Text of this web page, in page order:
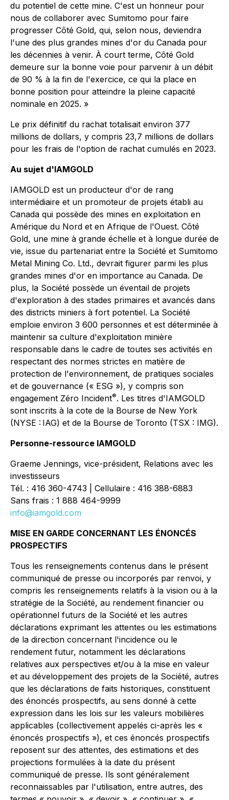
du potentiel de cette mine. C'est un honneur pour
nous de collaborer avec Sumitomo pour faire
progresser Côté Gold, qui, selon nous, deviendra
l'une des plus grandes mines d'or du Canada pour
les décennies à venir. À court terme, Côté Gold
demeure sur la bonne voie pour parvenir à un débit
de 90 % à la fin de l'exercice, ce qui la place en
bonne position pour atteindre la pleine capacité
nominale en 2025. »
Le prix définitif du rachat totalisait environ 377
millions de dollars, y compris 23,7 millions de dollars
pour les frais de l'option de rachat cumulés en 2023.
Au sujet d'IAMGOLD
IAMGOLD est un producteur d'or de rang
intermédiaire et un promoteur de projets établi au
Canada qui possède des mines en exploitation en
Amérique du Nord et en Afrique de l'Ouest. Côté
Gold, une mine à grande échelle et à longue durée de
vie, issue du partenariat entre la Société et Sumitomo
Metal Mining Co. Ltd., devrait figurer parmi les plus
grandes mines d'or en importance au Canada. De
plus, la Société possède un éventail de projets
d'exploration à des stades primaires et avancés dans
des districts miniers à fort potentiel. La Société
emploie environ 3 600 personnes et est déterminée à
maintenir sa culture d'exploitation minière
responsable dans le cadre de toutes ses activités en
respectant des normes strictes en matière de
protection de l'environnement, de pratiques sociales
et de gouvernance (« ESG »), y compris son
engagement Zéro Incident®. Les titres d'IAMGOLD
sont inscrits à la cote de la Bourse de New York
(NYSE : IAG) et de la Bourse de Toronto (TSX : IMG).
Personne-ressource IAMGOLD
Graeme Jennings, vice-président, Relations avec les
investisseurs
Tél. : 416 360-4743 | Cellulaire : 416 388-6883
Sans frais : 1 888 464-9999
info@iamgold.com
MISE EN GARDE CONCERNANT LES ÉNONCÉS
PROSPECTIFS
Tous les renseignements contenus dans le présent
communiqué de presse ou incorporés par renvoi, y
compris les renseignements relatifs à la vision ou à la
stratégie de la Société, au rendement financier ou
opérationnel futurs de la Société et les autres
déclarations exprimant les attentes ou les estimations
de la direction concernant l'incidence ou le
rendement futur, notamment les déclarations
relatives aux perspectives et/ou à la mise en valeur
et au développement des projets de la Société, autres
que les déclarations de faits historiques, constituent
des énoncés prospectifs, au sens donné à cette
expression dans les lois sur les valeurs mobilières
applicables (collectivement appelés ci-après les «
énoncés prospectifs »), et ces énoncés prospectifs
reposent sur des attentes, des estimations et des
projections formulées à la date du présent
communiqué de presse. Ils sont généralement
reconnaissables par l'utilisation, entre autres, des